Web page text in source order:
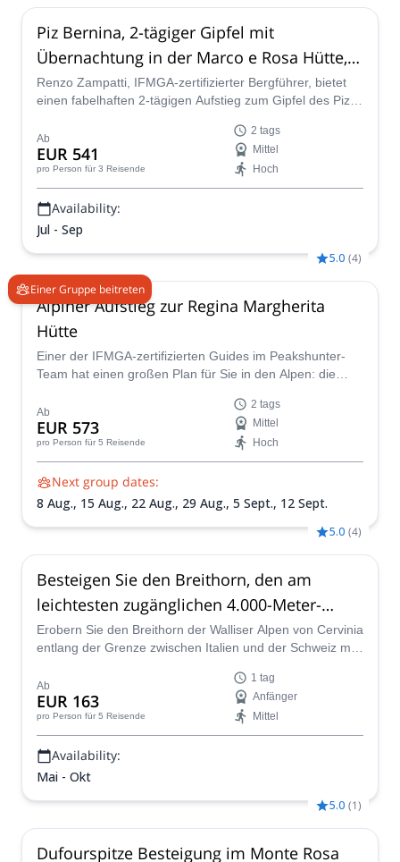
Piz Bernina, 2-tägiger Gipfel mit
Übernachtung in der Marco e Rosa Hütte,
ab Diavolezza
Renzo Zampatti, IFMGA-zertifizierter Bergführer, bietet
einen fabelhaften 2-tägigen Aufstieg zum Gipfel des Piz
Sie auf dem höchsten Punkt der Ostalpen!
Ab
EUR 541
pro Person für 3 Reisende
2 tags
Mittel
Hoch
Availability:
Jul - Sep
Einer Gruppe beitreten
5.0 (4)
Alpiner Aufstieg zur Regina Margherita
Hütte
Einer der IFMGA-zertifizierten Guides im Peakshunter-
Team hat einen großen Plan für Sie in den Alpen: die
erreichen.
Ab
EUR 573
pro Person für 5 Reisende
2 tags
Mittel
Hoch
Next group dates:
8 Aug., 15 Aug., 22 Aug., 29 Aug., 5 Sept., 12 Sept.
5.0 (4)
Besteigen Sie den Breithorn, den am
leichtesten zugänglichen 4.000-Meter-
Gipfel in den Alpen, von Cervinia (Italien)
Erobern Sie den Breithorn der Walliser Alpen von Cervinia
entlang der Grenze zwischen Italien und der Schweiz mit
Ab
EUR 163
pro Person für 5 Reisende
1 tag
Anfänger
Mittel
Availability:
Mai - Okt
5.0 (1)
Dufourspitze Besteigung im Monte Rosa